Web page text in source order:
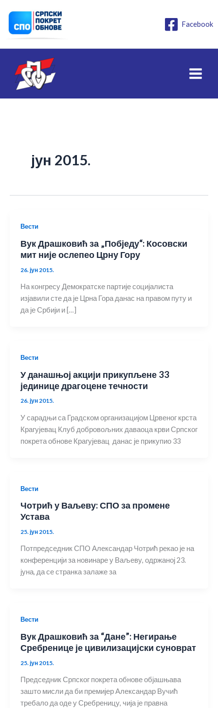
садржај
Facebook
јун 2015.
Вести
Вук Драшковић за „Побједу“: Косовски
мит није ослепео Црну Гору
26. јун 2015.
На конгресу Демократске партије социјалиста
изјавили сте да је Црна Гора данас на правом путу и
да је Србији и […]
Вести
У данашњој акцији прикупљене 33
јединице драгоцене течности
26. јун 2015.
У сарадњи са Градском организацијом Црвеног крста
Крагујевац Клуб добровољних даваоца крви Српског
покрета обнове Крагујевац данас је прикупио 33
Вести
Чотрић у Ваљеву: СПО за промене
Устава
25. јун 2015.
Потпредседник СПО Александар Чотрић рекао је на
конференцији за новинаре у Ваљеву, одржаној 23.
јуна, да се странка залаже за
Вести
Вук Драшковић за “Дане”: Негирање
Сребренице је цивилизацијски суноврат
25. јун 2015.
Председник Српског покрета обнове објашњава
зашто мисли да би премијер Александар Вучић
требало да оде у Сребреницу, чија је правна